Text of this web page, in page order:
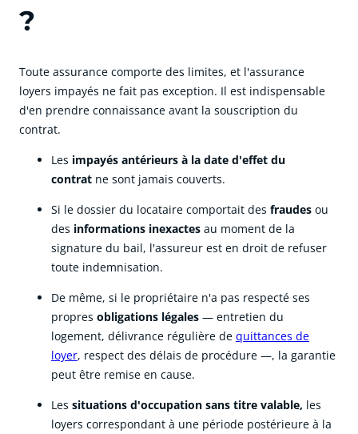
?
Toute assurance comporte des limites, et l'assurance
loyers impayés ne fait pas exception. Il est indispensable
d'en prendre connaissance avant la souscription du
contrat.
Les impayés antérieurs à la date d'effet du
contrat ne sont jamais couverts.
Si le dossier du locataire comportait des fraudes ou
des informations inexactes au moment de la
signature du bail, l'assureur est en droit de refuser
toute indemnisation.
De même, si le propriétaire n'a pas respecté ses
propres obligations légales — entretien du
logement, délivrance régulière de quittances de
loyer, respect des délais de procédure —, la garantie
peut être remise en cause.
Les situations d'occupation sans titre valable, les
loyers correspondant à une période postérieure à la